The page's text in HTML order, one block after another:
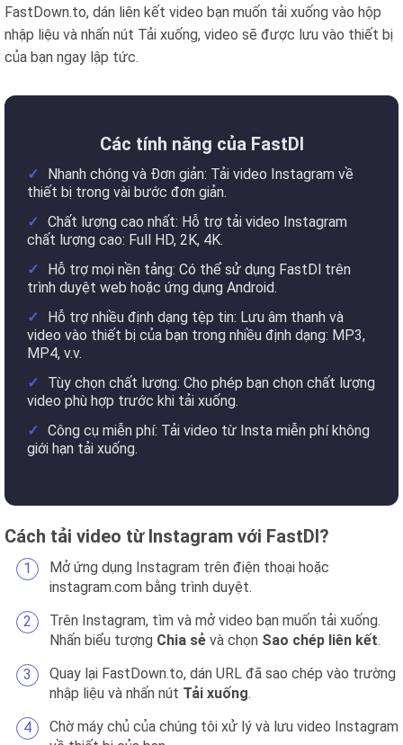
FastDown.to, dán liên kết video bạn muốn tải xuống vào hộp
nhập liệu và nhấn nút Tải xuống, video sẽ được lưu vào thiết bị
của bạn ngay lập tức.
Các tính năng của FastDl
Nhanh chóng và Đơn giản: Tải video Instagram về
thiết bị trong vài bước đơn giản.
Chất lượng cao nhất: Hỗ trợ tải video Instagram
chất lượng cao: Full HD, 2K, 4K.
Hỗ trợ mọi nền tảng: Có thể sử dụng FastDl trên
trình duyệt web hoặc ứng dụng Android.
Hỗ trợ nhiều định dạng tệp tin: Lưu âm thanh và
video vào thiết bị của bạn trong nhiều định dạng: MP3,
MP4, v.v.
Tùy chọn chất lượng: Cho phép bạn chọn chất lượng
video phù hợp trước khi tải xuống.
Công cụ miễn phí: Tải video từ Insta miễn phí không
giới hạn tải xuống.
Cách tải video từ Instagram với FastDl?
Mở ứng dụng Instagram trên điện thoại hoặc
instagram.com bằng trình duyệt.
Trên Instagram, tìm và mở video bạn muốn tải xuống.
Nhấn biểu tượng Chia sẻ và chọn Sao chép liên kết.
Quay lại FastDown.to, dán URL đã sao chép vào trường
nhập liệu và nhấn nút Tải xuống.
Chờ máy chủ của chúng tôi xử lý và lưu video Instagram